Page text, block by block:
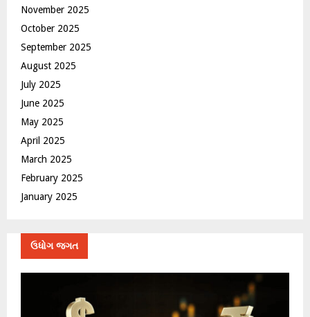
November 2025
October 2025
September 2025
August 2025
July 2025
June 2025
May 2025
April 2025
March 2025
February 2025
January 2025
ઉધોગ જગત